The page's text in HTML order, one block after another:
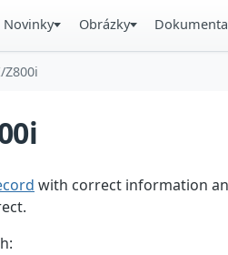
Novinky Obrázky
Z800i
with correct information